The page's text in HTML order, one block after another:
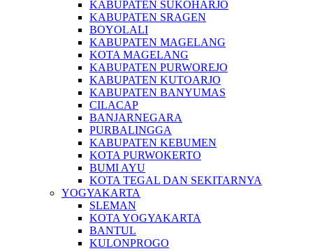
KABUPATEN SUKOHARJO
KABUPATEN SRAGEN
BOYOLALI
KABUPATEN MAGELANG
KOTA MAGELANG
KABUPATEN PURWOREJO
KABUPATEN KUTOARJO
KABUPATEN BANYUMAS
CILACAP
BANJARNEGARA
PURBALINGGA
KABUPATEN KEBUMEN
KOTA PURWOKERTO
BUMI AYU
KOTA TEGAL DAN SEKITARNYA
YOGYAKARTA
SLEMAN
KOTA YOGYAKARTA
BANTUL
KULONPROGO